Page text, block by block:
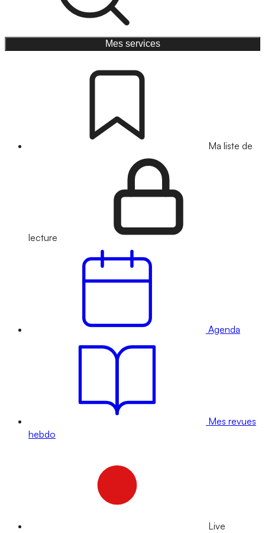
Mes services
Ma liste de
lecture
Agenda
Mes revues
hebdo
Live